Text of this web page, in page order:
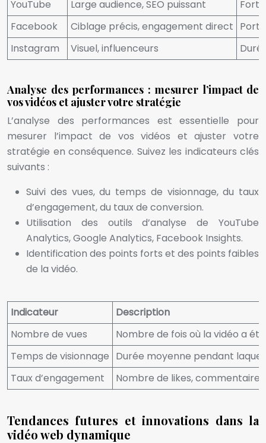
YouTube
Large audience, SEO puissant
Facebook
Ciblage précis, engagement direct
Instagram
Visuel, influenceurs
Analyse des performances : mesurer l’impact de
vos vidéos et ajuster votre stratégie
L’analyse des performances est essentielle pour
mesurer l’impact de vos vidéos et ajuster votre
stratégie en conséquence. Suivez les indicateurs clés
suivants :
Suivi des vues, du temps de visionnage, du taux
d’engagement, du taux de conversion.
Utilisation des outils d’analyse de YouTube
Analytics, Google Analytics, Facebook Insights.
Identification des points forts et des points faibles
de la vidéo.
Indicateur
Description
Nombre de vues
Nombre de fois où la vidéo a
Temps de visionnage Durée moyenne pendant
Taux d’engagement
Nombre de likes,
Tendances futures et innovations dans la
vidéo web dynamique